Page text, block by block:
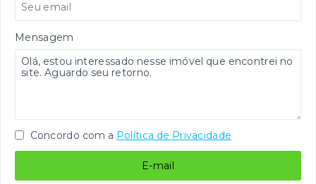
Mensagem
Concordo com a Política de Privacidade
E-mail